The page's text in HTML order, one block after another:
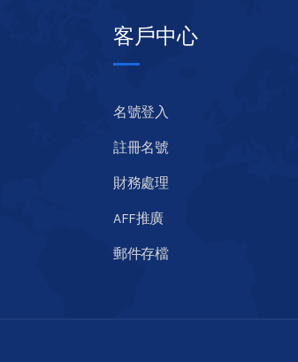
客戶中心
名號登入
註冊名號
財務處理
AFF推廣
郵件存檔